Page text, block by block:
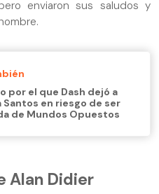
enviaron sus saludos y
por el que Dash dejó a
Santos en riesgo de ser
de Mundos Opuestos
Alan Didier